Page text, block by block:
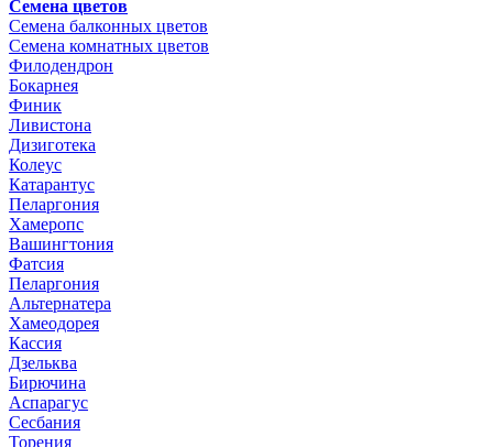
Семена цветов
Семена балконных цветов
Семена комнатных цветов
Филодендрон
Бокарнея
Финик
Ливистона
Дизиготека
Колеус
Катарантус
Пеларгония
Хамеропс
Вашингтония
Фатсия
Пеларгония
Альтернатера
Хамеодорея
Кассия
Дзельква
Бирючина
Аспарагус
Сесбания
Торения